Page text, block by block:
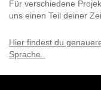
Für verschiedene
uns einen Teil deiner
Hier findest du
Sprache.